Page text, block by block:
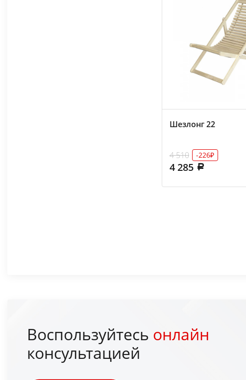
Шезлонг 22
4 510 -226₽
4 285
Воспользуйтесь онлайн
консультацией